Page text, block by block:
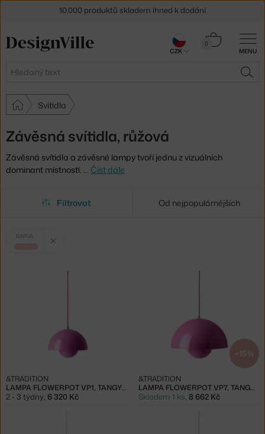
MENU
Hledat
0
Košík
Svítidla
Závěsná svítidla, růžová
Závěsná svítidla a závěsné lampy tvoří jednu z vizuálních
dominant místnosti. … Číst dále
Filtrovat Od nejpopulárnějších
Vybrané
BARVA
LAMPA FLOWERPOT VP1, TANGY PINK
&TRADITION
2 - 3 týdny 6 320 Kč
−15 %
LAMPA FLOWERPOT VP7, TANGY PINK
&TRADITION
Skladem 1 ks 8 662 Kč
Sleva 5 % pro odběratele newsletteru
30 dní na vrácení zboží
CZK